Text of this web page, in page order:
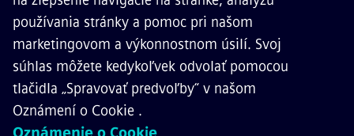
© Siemens Mobility 2026
Ochrana osobných údajov
Pravidlá Cookies